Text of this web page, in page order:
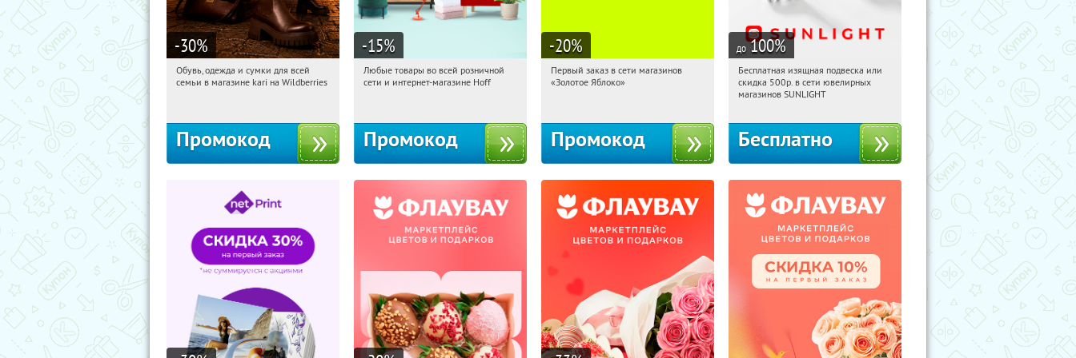
-30%
12:35:14 Получили:
Обувь, одежда и сумки для всей
семьи в магазине kari на Wildberries
Промокод
-15%
12:35:14 Получили:
Любые товары во всей розничной
сети и интернет-магазине Hoff
Промокод
-20%
12:35:14
Получи первым!
Первый заказ в сети магазинов
«Золотое Яблоко»
Промокод
до 100%
12:35:14 Получили:
Россия
Бесплатная изящная подвеска или
скидка 500р. в сети ювелирных
магазинов SUNLIGHT
Бесплатно